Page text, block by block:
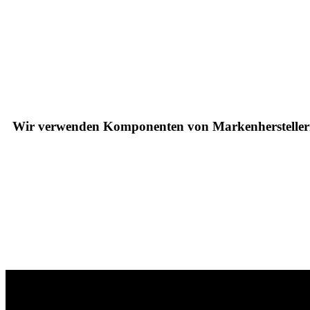
Wir verwenden Komponenten von